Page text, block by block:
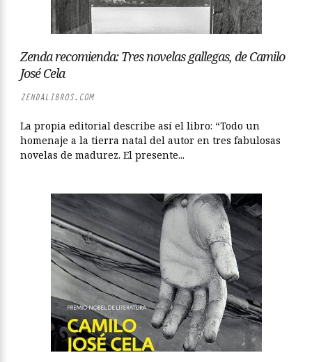
Zenda recomienda: Tres novelas gallegas, de Camilo
José Cela
ZENDALIBROS.COM
La propia editorial describe así el libro: “Todo un
homenaje a la tierra natal del autor en tres fabulosas
novelas de madurez. El presente...